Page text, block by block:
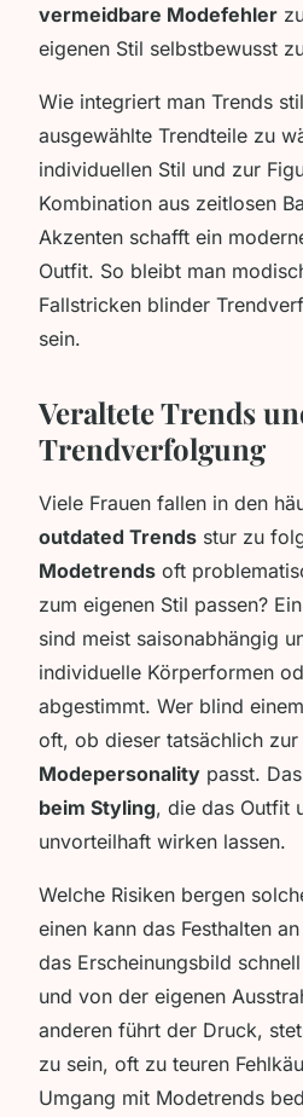
vermeidbare Modefehler
eigenen Stil selbstbewusst
Wie integriert man Trends
ausgewählte Trendteile zu
individuellen Stil und zur
Kombination aus zeitlosen
Akzenten schafft ein
Outfit. So bleibt man
Fallstricken blinder
sein.
Veraltete Trends
Trendverfolgung
Viele Frauen fallen in den
outdated Trends stur zu
Modetrends oft
zum eigenen Stil passen?
sind meist saisonabhängig
individuelle Körperformen
abgestimmt. Wer blind
oft, ob dieser tatsächlich zur
Modepersonality passt.
beim Styling, die das Outfit
unvorteilhaft wirken lassen.
Welche Risiken bergen
einen kann das Festhalten
das Erscheinungsbild
und von der eigenen
anderen führt der Druck,
zu sein, oft zu teuren
Umgang mit Modetrends